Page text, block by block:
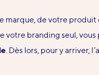
marque, de votre
votre branding seul,
. Dès lors, pour y arriver,